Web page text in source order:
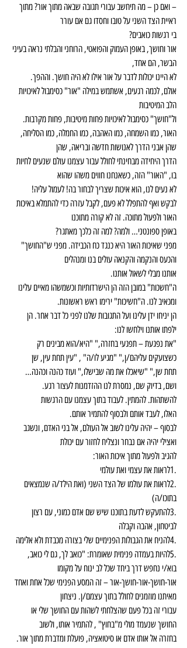
– ואם כן – מה תיחשב עבורי תגובה שבאה מתוך אור? מתוך
ראיית הצד השני על טובו וחסדו גם אם עורר
בי רגשות כואבים?
אור וחושך, באופן העמוק והפואטי, הרוחני והבלתי נראה בעיני
הבשר, הם אחד,
לא היינו יכולות לדבר על אור אילו לא היה חושך. וההפך.
אולם, לכמה רגעים, אשתמש במילה "אור" כסימבול לאיכויות
הלב המיטיבות
ול"חושך" כסימבול לאיכויות פחות מיטיבות, פחות מקרבות.
האור, כמו השמחה, כמו האהבה, כמו החמלה, כמו הסליחה,
שהן אבני הדרך לאנושות חדשה ובריאה, שהן
הדרך היחידה מבחינתי לחולל עבור עצמנו עולם שנעים לחיות
בו, "האור" הזה, כשאנחנו חווים משהו שהוא
לא נעים לנו, הוא איכות שצריך לבחור בה! לעמול עליה!
לבקש ואף להתפלל לא פעם, לקבל עזרה כדי להתמלא באיכות
האור ולפעול מתוכה. זה לא קורה מתוכנו
באופן ספונטני… ולמה? למה זה כלכך מאתגר?
מפני שאיכות האור היא כנגד כח הכבידה. מפני ש"החושך"
והכעס והנקמה והקנאה עולים בנו ומנהלים
אותנו מבלי לשאול אותנו.
ה"חשכות" במובן הזה הן הישרדותיות וכשמשהו מאיים עלינו
ומכאיב לנו. ה"חשיכות" ירימו ראש ראשונות.
הן יניחו ידן עלינו ועל התגובות שלנו לפני כל דבר אחר. הן
ילפתו אותנו וילחשו לנו:
"את נפגעת – תפגעי בחזרה," "היא/הוא מבינים רק
כשצועקים עליהם/ן," "מגיע לו/ה" , "עין תחת עין, שן
תחת שן," "שיאכלו את מה שבישלו," ועוד כהנה וכהנה…
ושם, בדיוק שם, נמסרת לנו ההזדמנות לעצור רגע.
להשתהות. להמתין. לעבוד בתוך עצמנו עם הרגשות
האלו, לעבד אותם ולבסוף להתמיר אותם.
לבסוף – יהיה עלינו לשוב אל העולם, אל בני האדם, ונשגב
ואצילי יהיה אם נבחר ונצליח לחזור עם יכולת
להגיב ולפעול מתוך איכות האור:
.1לראות את עצמי ואת עולמי
.2לראות את עולמו של הצד השני (ואת הילד/ה שנמצאים
בתוכו/ה)
.3להתעקש לדעת בתוכנו שיש שם אדם כמוני, עם רצון
לביטחון, אהבה וקבלה
.4להניח את הגבולות הפנימיים שלי בצורה מכבדת ולא אלימה
.5להיות בעמדה פנימית שאומרת: "כואב לך, גם לי כואב,
בוא/י נחפש דרך ביחד שכל לב ינוח על מקומו
אור-חושך-אור-חושך-אור – זה המסע הפנימי שכל אחת ואחד
מאיתנו מוזמנים לחולל בתוך עצמם/ן. ניצחון
עבורי זה בכל פעם שהצלחתי לשהות עם החושך שלי או
החושך שנעמד מולי מ"בחוץ" , להתמיר אותו, ולשוב
בחזרה אל אותו אדם או סיטואציה, פועלת ומדברת מתוך אור.